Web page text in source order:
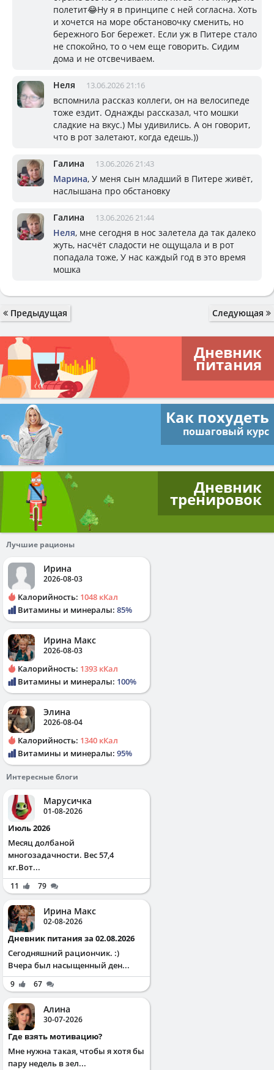
полетит😂Ну я в принципе с ней согласна. Хоть
и хочется на море обстановочку сменить, но
бережного Бог бережет. Если уж в Питере стало
не спокойно, то о чем еще говорить. Сидим
дома и не отсвечиваем.
Неля 13.06.2026 21:16
вспомнила рассказ коллеги, он на велосипеде
тоже ездит. Однажды рассказал, что мошки
сладкие на вкус.) Мы удивились. А он говорит,
что в рот залетают, когда едешь.))
Галина 13.06.2026 21:43
Марина, У меня сын младший в Питере живёт,
наслышана про обстановку
Галина 13.06.2026 21:44
Неля, мне сегодня в нос залетела да так далеко
жуть, насчёт сладости не ощущала и в рот
попадала тоже, У нас каждый год в это время
мошка
Предыдущая Следующая
Дневник
питания
Как похудеть
пошаговый курс
Дневник
тренировок
Лучшие рационы
Ирина
2026-08-03
Калорийность: 1048 кКал
Витамины и минералы: 85%
Ирина Макс
2026-08-03
Калорийность: 1393 кКал
Витамины и минералы: 100%
Элина
2026-08-04
Калорийность: 1340 кКал
Витамины и минералы: 95%
Интересные блоги
Марусичка
01-08-2026
Июль 2026
Месяц долбаной
многозадачности. Вес 57,4
кг.Вот...
11 79
Ирина Макс
02-08-2026
Дневник питания за 02.08.2026
Сегодняшний рациончик. :)
Вчера был насыщенный ден...
9 67
Алина
30-07-2026
Где взять мотивацию?
Мне нужна такая, чтобы я хотя бы
пару недель в зел...